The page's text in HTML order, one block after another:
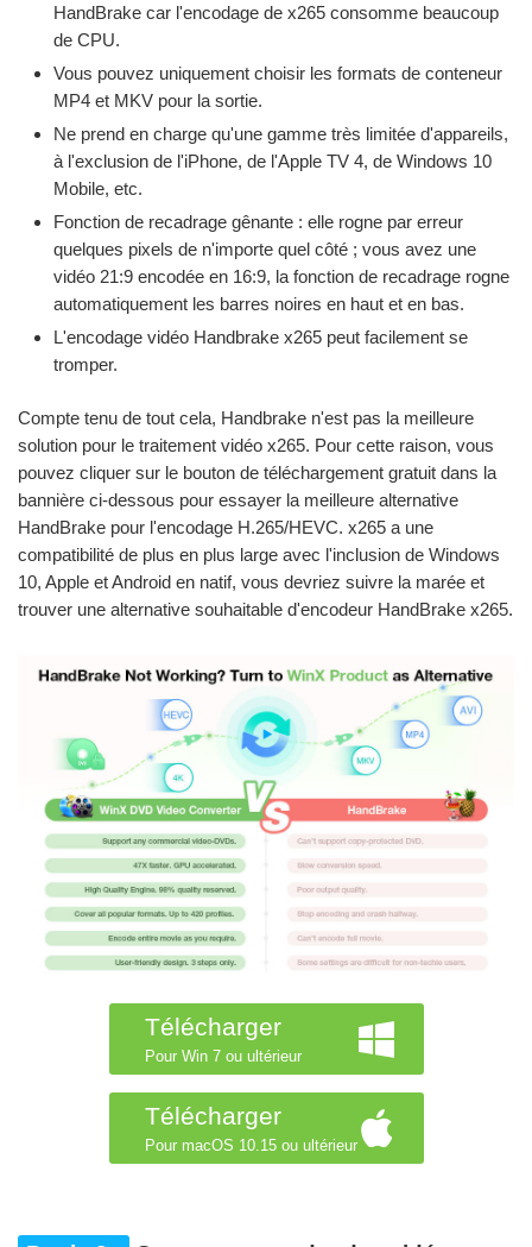
HandBrake car l'encodage de x265 consomme beaucoup
de CPU.
Vous pouvez uniquement choisir les formats de conteneur
MP4 et MKV pour la sortie.
Ne prend en charge qu'une gamme très limitée d'appareils,
à l'exclusion de l'iPhone, de l'Apple TV 4, de Windows 10
Mobile, etc.
Fonction de recadrage gênante : elle rogne par erreur
quelques pixels de n'importe quel côté ; vous avez une
vidéo 21:9 encodée en 16:9, la fonction de recadrage rogne
automatiquement les barres noires en haut et en bas.
L'encodage vidéo Handbrake x265 peut facilement se
tromper.
Compte tenu de tout cela, Handbrake n'est pas la meilleure
solution pour le traitement vidéo x265. Pour cette raison, vous
pouvez cliquer sur le bouton de téléchargement gratuit dans la
bannière ci-dessous pour essayer la meilleure alternative
HandBrake pour l'encodage H.265/HEVC. x265 a une
compatibilité de plus en plus large avec l'inclusion de Windows
10, Apple et Android en natif, vous devriez suivre la marée et
trouver une alternative souhaitable d'encodeur HandBrake x265.
Télécharger
Pour Win 7 ou ultérieur
Télécharger
Pour macOS 10.15 ou ultérieur